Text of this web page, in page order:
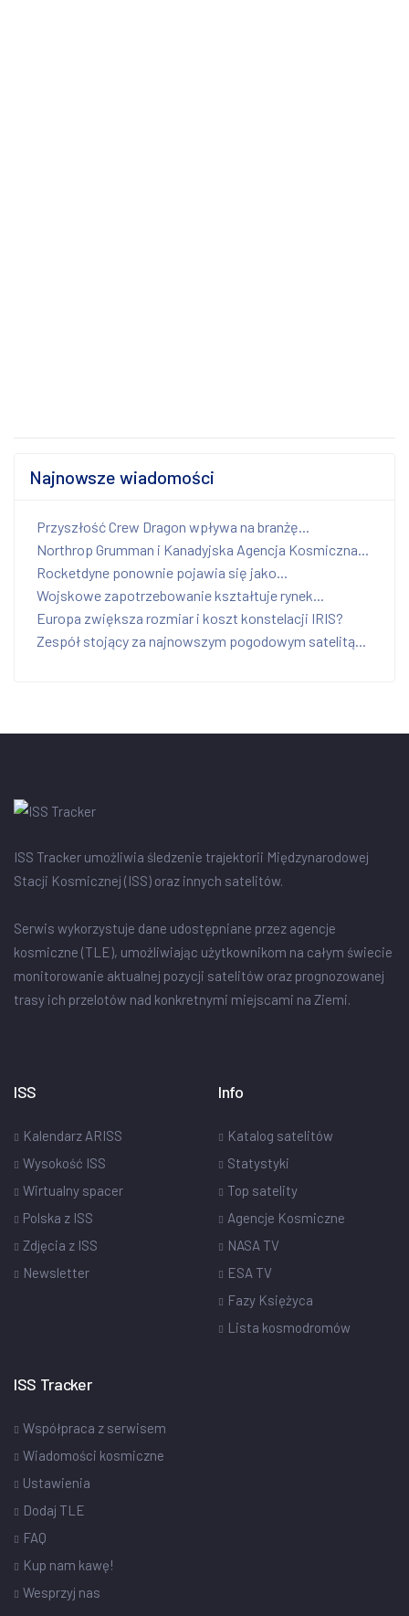
Najnowsze wiadomości
Przyszłość Crew Dragon wpływa na branżę...
Northrop Grumman i Kanadyjska Agencja Kosmiczna...
Rocketdyne ponownie pojawia się jako...
Wojskowe zapotrzebowanie kształtuje rynek...
Europa zwiększa rozmiar i koszt konstelacji IRIS?
Zespół stojący za najnowszym pogodowym satelitą...
ISS Tracker umożliwia śledzenie trajektorii Międzynarodowej
Stacji Kosmicznej (ISS) oraz innych satelitów.
Serwis wykorzystuje dane udostępniane przez agencje
kosmiczne (TLE), umożliwiając użytkownikom na całym świecie
monitorowanie aktualnej pozycji satelitów oraz prognozowanej
trasy ich przelotów nad konkretnymi miejscami na Ziemi.
ISS
Kalendarz ARISS
Wysokość ISS
Wirtualny spacer
Polska z ISS
Zdjęcia z ISS
Newsletter
Info
Katalog satelitów
Statystyki
Top satelity
Agencje Kosmiczne
NASA TV
ESA TV
Fazy Księżyca
Lista kosmodromów
ISS Tracker
Współpraca z serwisem
Wiadomości kosmiczne
Ustawienia
Dodaj TLE
FAQ
Kup nam kawę!
Wesprzyj nas